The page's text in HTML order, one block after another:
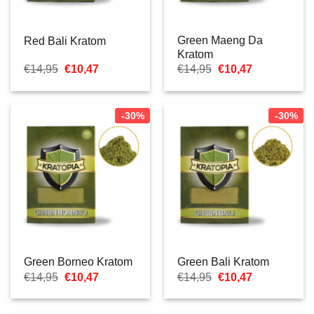
Red Bali Kratom
€14,95 Le
initial
€10,47Le
actuel
€10,47.
Green Maeng Da
Kratom
€14,95 Le
initial
€10,47Le
actuel
€10,47.
-30%
Green Borneo Kratom
€14,95 Le
initial
€10,47Le
actuel
-30%
Green Bali Kratom
€14,95 Le
initial
€10,47Le
actuel